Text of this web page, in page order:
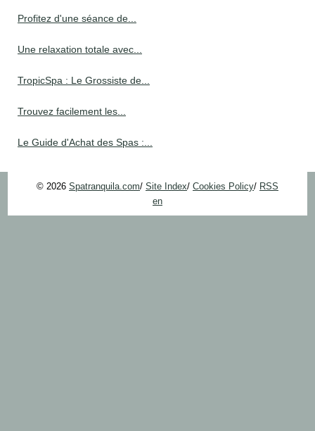
Profitez d'une séance de...
Une relaxation totale avec...
TropicSpa : Le Grossiste de...
Trouvez facilement les...
Le Guide d'Achat des Spas :...
© 2026 Spatranquila.com/ Site Index/ Cookies Policy/ RSS
en